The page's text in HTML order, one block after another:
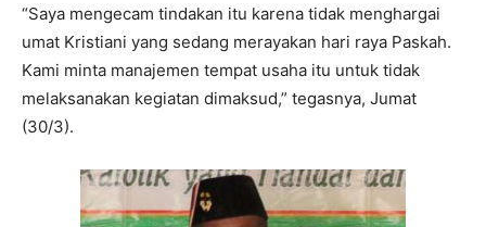
“Saya mengecam tindakan itu karena tidak menghargai
umat Kristiani yang sedang merayakan hari raya Paskah.
Kami minta manajemen tempat usaha itu untuk tidak
melaksanakan kegiatan dimaksud,” tegasnya, Jumat
(30/3).